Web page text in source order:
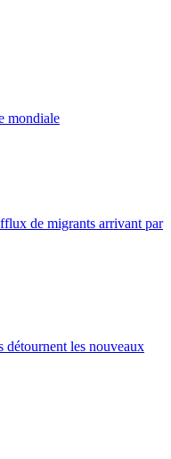
mondiale
de migrants arrivant par
détournent les nouveaux